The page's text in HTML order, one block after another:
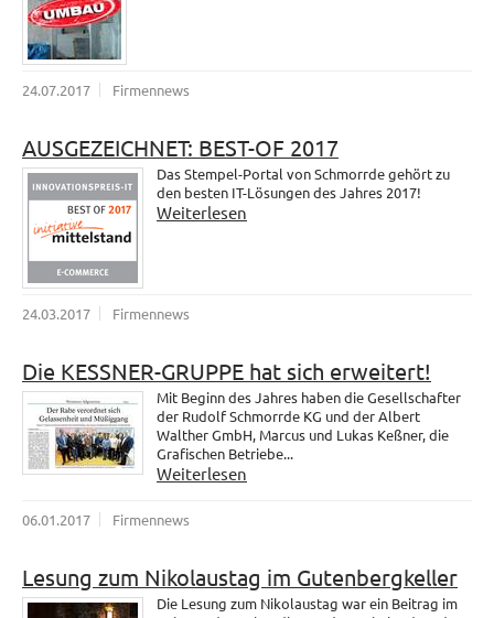
24.07.2017 Firmennews
AUSGEZEICHNET: BEST-OF 2017
Das Stempel-Portal von Schmorrde gehört zu
den besten IT-Lösungen des Jahres 2017!
Weiterlesen
24.03.2017 Firmennews
Die KESSNER-GRUPPE hat sich erweitert!
Mit Beginn des Jahres haben die Gesellschafter
der Rudolf Schmorrde KG und der Albert
Walther GmbH, Marcus und Lukas Keßner, die
Grafischen Betriebe...
Weiterlesen
06.01.2017 Firmennews
Lesung zum Nikolaustag im Gutenbergkeller
Die Lesung zum Nikolaustag war ein Beitrag im